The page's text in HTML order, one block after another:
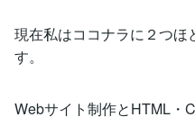
現在私はココナラに２つほ
す。
Webサイト制作とHTML・